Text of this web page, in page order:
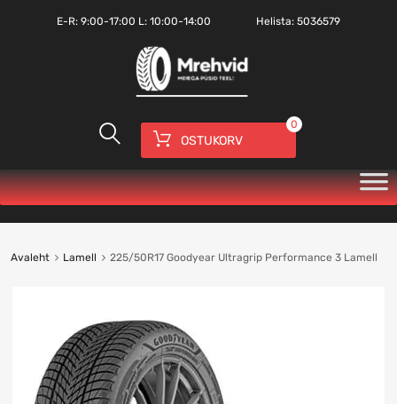
E-R: 9:00-17:00 L: 10:00-14:00 Helista:5036579
OSTUKORV
0
Avaleht Lamell 225/50R17 Goodyear Ultragrip Performance 3 Lamell